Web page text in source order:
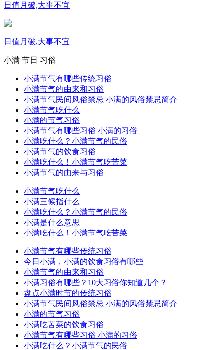
日值月破,大事不宜
日值月破,大事不宜
小满 节日 习俗
小满节气有哪些传统习俗
小满节气的由来和习俗
小满节气民间风俗禁忌 小满的风俗禁忌简介
小满节气吃什么
小满的节气习俗
小满节气有哪些习俗 小满的习俗
小满吃什么？小满节气的民俗
小满节气的饮食习俗
小满吃什么！小满节气吃苦菜
小满节气的由来与习俗
小满节气吃什么
小满三候指什么
小满吃什么？小满节气的民俗
小满是什么意思
小满吃什么！小满节气吃苦菜
小满节气有哪些传统习俗
今日小满，小满的饮食习俗有哪些
小满节气的由来和习俗
小满习俗有哪些？10大习俗你知道几个？
盘点小满时节的传统习俗
小满节气民间风俗禁忌 小满的风俗禁忌简介
小满的节气习俗
小满吃苦菜的饮食习俗
小满节气有哪些习俗 小满的习俗
小满吃什么？小满节气的民俗